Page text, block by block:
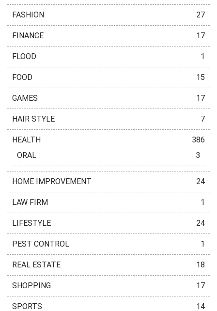
FASHION 27
FINANCE 17
FLOOD 1
FOOD 15
GAMES 17
HAIR STYLE 7
HEALTH
386
ORAL
3
HOME IMPROVEMENT 24
LAW FIRM 1
LIFESTYLE 24
PEST CONTROL 1
REAL ESTATE 18
SHOPPING 17
SPORTS 14